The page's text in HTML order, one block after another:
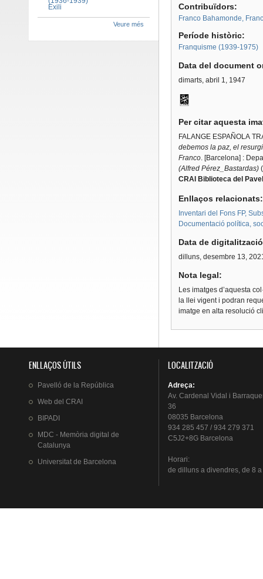
Contribuïdors:
Franco Bahamonde,
Període històric:
Franquisme (1939-1975)
Data del document
dimarts, abril 1, 1947
Per citar aquesta
FALANGE ESPAÑOLA
debemos la paz, el
Franco. [Barcelona] :
(Alfred Pérez_Bastardas)
CRAI Biblioteca del
Enllaços
Inventari del Fons FP,
Documentació política,
Data de
dilluns, desembre 13,
Nota legal:
Les imatges d’aquesta
la llei vigent i podran
imatge en alta resolució
Exili
Veure més
ENLLAÇOS ÚTILS
Pavelló de la República
Web del CRAI
BIPADI
MDC - Memòria digital de
Catalunya
Universitat de Barcelona
LOCALITZACIÓ
Adreça:
Av. Cardenal Vidal i
36
08035 Barcelona
934 285 457 / 934 279 371
C5J2+8G Barcelona
Horari:
de dillunsa divendres, de 8